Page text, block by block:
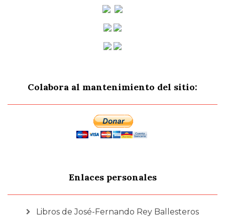
Colabora al mantenimiento del sitio:
Enlaces personales
Libros de José-Fernando Rey Ballesteros